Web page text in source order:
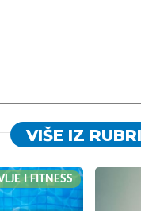
VIŠE IZ
I FITNESS